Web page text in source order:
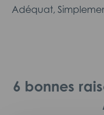
Adéquat,
6 bonnes